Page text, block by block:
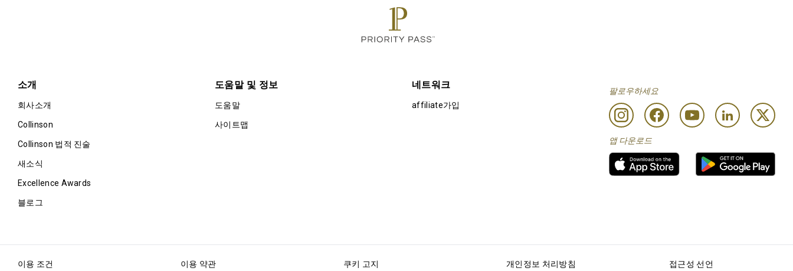
소개
회사소개
Collinson
Collinson 법적 진술
새소식
Excellence Awards
블로그
도움말 및 정보
도움말
사이트맵
네트워크
affiliate가입
팔로우하세요
앱 다운로드
이용 조건 이용 약관 쿠키 고지 개인정보 처리방침 접근성 선언